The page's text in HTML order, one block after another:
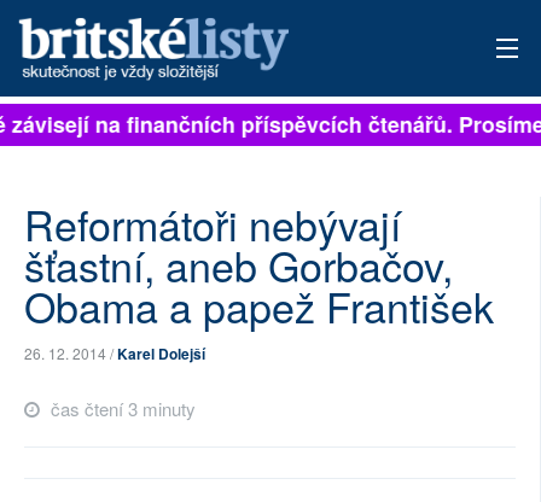
PŘIHLÁSIT
ARCHIV
ROZHOVORY
TÉMATA
NEJČTENĚJŠÍ ZA 7 DNÍ
na finančních příspěvcích čtenářů.
Reformátoři nebývají
šťastní, aneb Gorbačov,
Obama a papež František
26. 12. 2014 /Karel Dolejší
čas čtení 3 minuty